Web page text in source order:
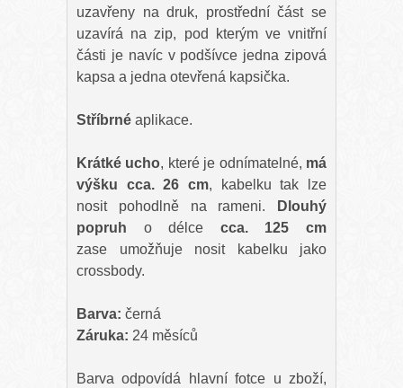
uzavřeny na druk, prostřední část se
uzavírá na zip, pod kterým ve vnitřní
části je navíc v podšívce jedna zipová
kapsa a jedna otevřená kapsička.
Stříbrné aplikace.
Krátké ucho, které je odnímatelné, má
výšku cca. 26 cm, kabelku tak lze
nosit pohodlně na rameni.
Dlouhý
popruh o délce cca. 125 cm
zase umožňuje nosit kabelku jako
crossbody.
Barva: černá
Záruka: 24 měsíců
Barva odpovídá hlavní fotce u zboží,